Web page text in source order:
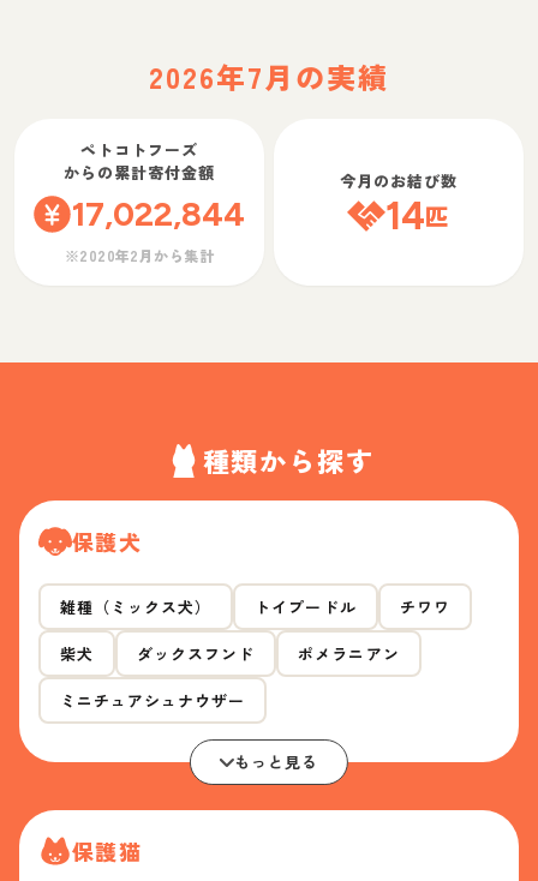
2026年7月の実績
ペトコトフーズ
からの累計寄付金額
17,022,844
※2020年2月から集計
今月のお結び数
14匹
種類から探す
保護犬
雑種（ミックス犬） トイプードル チワワ
柴犬 ダックスフンド ポメラニアン
ミニチュアシュナウザー
もっと見る
保護猫